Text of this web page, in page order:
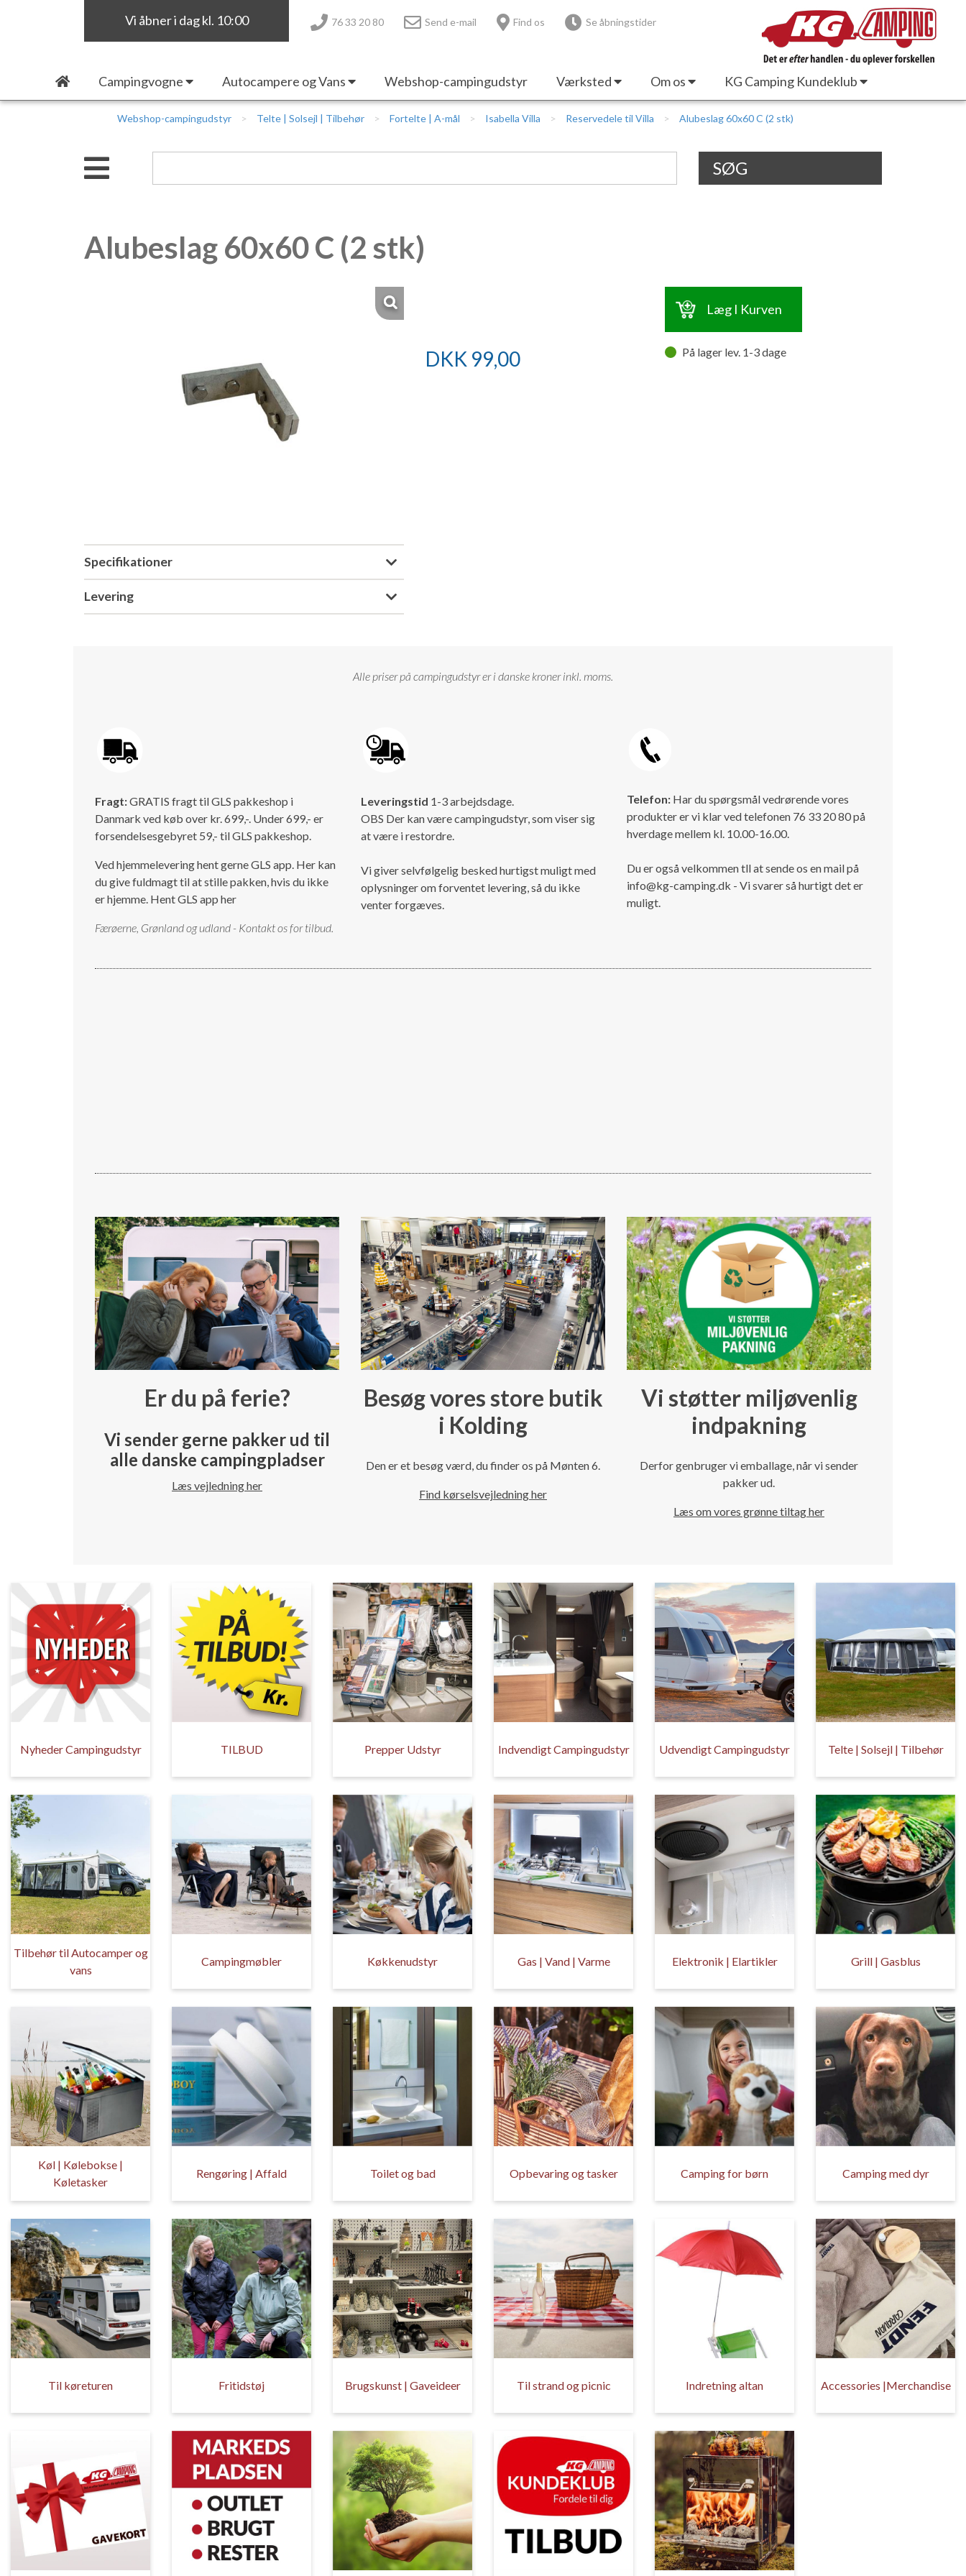
Vi åbner i dag kl. 10:00 76 33 20 80 Send e-mail Find os Se åbningstider
Campingvogne Autocampere og Vans Webshop-campingudstyr Værksted Om os KG Camping Kundeklub
Webshop-campingudstyr Telte | Solsejl | Tilbehør Fortelte | A-mål Isabella Villa Reservedele til Villa Alubeslag 60x60 C (2 stk)
SØG
Alubeslag 60x60 C (2 stk)
Specifikationer
Levering
Læg I Kurven
DKK 99,00 På lager lev. 1-3 dage
Alle priser på campingudstyr er i danske kroner inkl. moms.
Fragt:GRATIS fragt til GLS pakkeshop i
Danmark ved køb over kr. 699,-. Under 699,- er
forsendelsesgebyret 59,- til GLS pakkeshop.
Ved hjemmelevering hent gerne GLS app. Her kan
du give fuldmagt til at stille pakken, hvis du ikke
er hjemme. Hent GLS app her
Færøerne, Grønland og udland - Kontakt os for tilbud.
Leveringstid 1-3 arbejdsdage.
OBS Der kan være campingudstyr, som viser sig
at være i restordre.
Vi giver selvfølgelig besked hurtigst muligt med
oplysninger om forventet levering, så du ikke
venter forgæves.
Telefon: Har du spørgsmål vedrørende vores
produkter er vi klar ved telefonen 76 33 20 80 på
hverdage mellem kl. 10.00-16.00.
Du er også velkommen tll at sende os en mail på
info@kg-camping.dk - Vi svarer så hurtigt det er
muligt.
Er du på ferie?
Vi sender gerne pakker ud til
alle danske campingpladser
Læs vejledning her
Besøg vores store butik
i Kolding
Den er et besøg værd, du finder os på Mønten 6.
Find kørselsvejledning her
Vi støtter miljøvenlig
indpakning
Derfor genbruger vi emballage, når vi sender
pakker ud.
Læs om vores grønne tiltag her
Nyheder Campingudstyr TILBUD Prepper Udstyr Indvendigt Campingudstyr Udvendigt Campingudstyr Telte | Solsejl | Tilbehør
Tilbehør til Autocamper og
vans
Campingmøbler Køkkenudstyr Gas | Vand | Varme Elektronik | Elartikler Grill | Gasblus
Køl | Kølebokse |
Køletasker
Rengøring | Affald Toilet og bad Opbevaring og tasker Camping for børn Camping med dyr
Til køreturen Fritidstøj Brugskunst | Gaveideer Til strand og picnic Indretning altan Accessories |Merchandise